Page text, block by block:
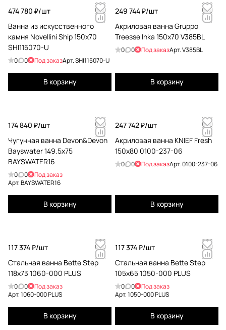
474 780 ₽/шт
Ванна из искусственного
камня Novellini Ship 150x70
SHI115070-U
0 0 Под заказАрт.SHI115070-U
В корзину
249 744 ₽/шт
Акриловая ванна Gruppo
Treesse Inka 150x70 V385BL
0 0 Под заказАрт.V385BL
В корзину
174 840 ₽/шт
Чугунная ванна Devon&Devon
Bayswater 149.5x75
BAYSWATER16
0 0
Под заказ
Арт.BAYSWATER16
В корзину
247 742 ₽/шт
Акриловая ванна KNIEF Fresh
150x80 0100-237-06
0 0 Под заказАрт.0100-237-06
В корзину
117 374 ₽/шт
Стальная ванна Bette Step
118x73 1060-000 PLUS
0 0
Под заказ
Арт.1060-000 PLUS
В корзину
117 374 ₽/шт
Стальная ванна Bette Step
105x65 1050-000 PLUS
0 0
Под заказ
Арт.1050-000 PLUS
В корзину